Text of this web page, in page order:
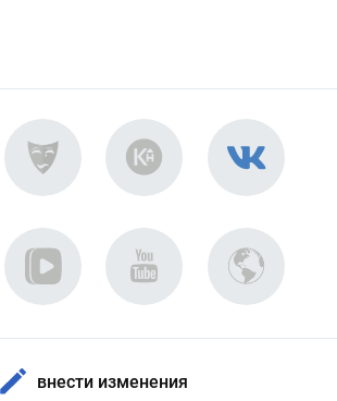
внести изменения